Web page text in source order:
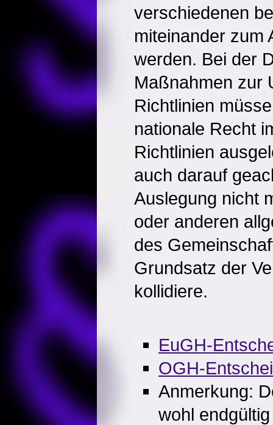
verschiedenen
miteinander zum
werden. Bei der
Maßnahmen zur
Richtlinien
nationale Recht
Richtlinien
auch darauf
Auslegung nicht
oder anderen
des
Grundsatz der
kollidiere.
EuGH-
OGH-
Anmerkung:
wohl